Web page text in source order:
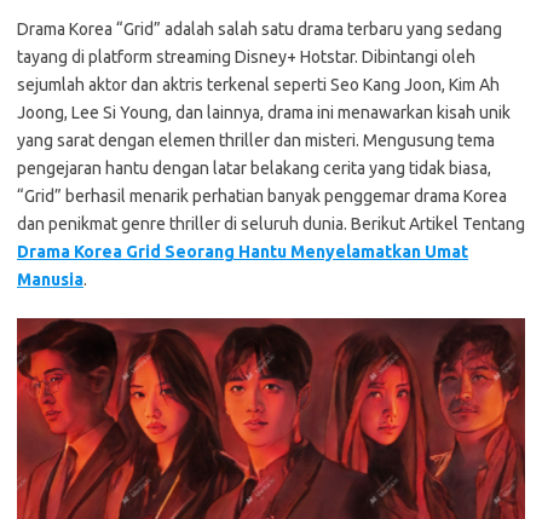
Drama Korea “Grid” adalah salah satu drama terbaru yang sedang
tayang di platform streaming Disney+ Hotstar. Dibintangi oleh
sejumlah aktor dan aktris terkenal seperti Seo Kang Joon, Kim Ah
Joong, Lee Si Young, dan lainnya, drama ini menawarkan kisah unik
yang sarat dengan elemen thriller dan misteri. Mengusung tema
pengejaran hantu dengan latar belakang cerita yang tidak biasa,
“Grid” berhasil menarik perhatian banyak penggemar drama Korea
dan penikmat genre thriller di seluruh dunia. Berikut Artikel Tentang
Drama Korea Grid Seorang Hantu Menyelamatkan Umat
Manusia.